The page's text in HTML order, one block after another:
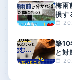
梅雨
損す
築10
と対